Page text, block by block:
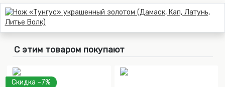
С этим товаром покупают
Скидка -7%